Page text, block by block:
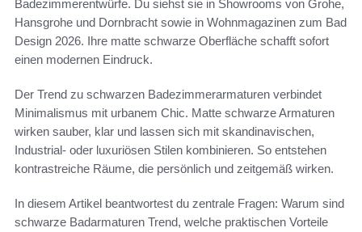
Badezimmerentwürfe. Du siehst sie in Showrooms von Grohe,
Hansgrohe und Dornbracht sowie in Wohnmagazinen zum Bad
Design 2026. Ihre matte schwarze Oberfläche schafft sofort
einen modernen Eindruck.
Der Trend zu schwarzen Badezimmerarmaturen verbindet
Minimalismus mit urbanem Chic. Matte schwarze Armaturen
wirken sauber, klar und lassen sich mit skandinavischen,
Industrial- oder luxuriösen Stilen kombinieren. So entstehen
kontrastreiche Räume, die persönlich und zeitgemäß wirken.
In diesem Artikel beantwortest du zentrale Fragen: Warum sind
schwarze Badarmaturen Trend, welche praktischen Vorteile